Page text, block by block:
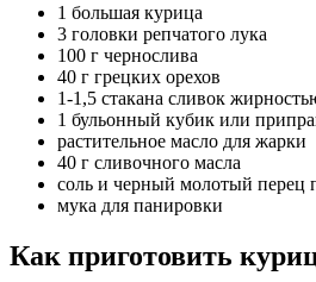
1 большая курица
3 головки репчатого лука
100 г чернослива
40 г грецких орехов
1-1,5 стакана сливок
1 бульонный кубик или
растительное масло для жарки
40 г сливочного масла
соль и черный молотый перец
мука для панировки
Как приготовить